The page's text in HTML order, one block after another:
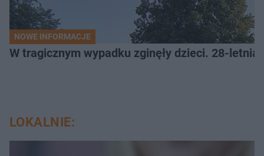
NOWE INFORMACJE
W tragicznym wypadku zginęły dzieci. 28-
LOKALNIE: